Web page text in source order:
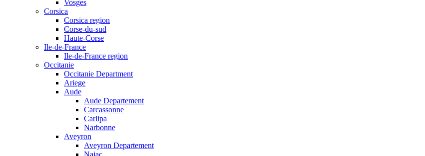
Vosges
Corsica
Corsica region
Corse-du-sud
Haute-Corse
Ile-de-France
Ile-de-France region
Occitanie
Occitanie Department
Ariege
Aude
Aude Departement
Carcassonne
Carlipa
Narbonne
Aveyron
Aveyron Departement
Najac